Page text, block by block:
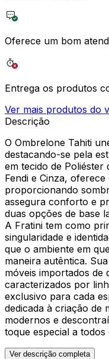
Oferece um bom
Entrega os produtos
Ver mais produtos do
Descrição
O Ombrelone Tahiti
destacando-se pela
em tecido de Poliéster
Fendi e Cinza,
proporcionando
assegura conforto e
duas opções de base
A Fratini tem como
singularidade e
que o ambiente em
maneira autêntica.
móveis importados de
caracterizados por
exclusivo para cada
dedicada à criação de
modernos e
toque especial a todos
Ver descrição completa